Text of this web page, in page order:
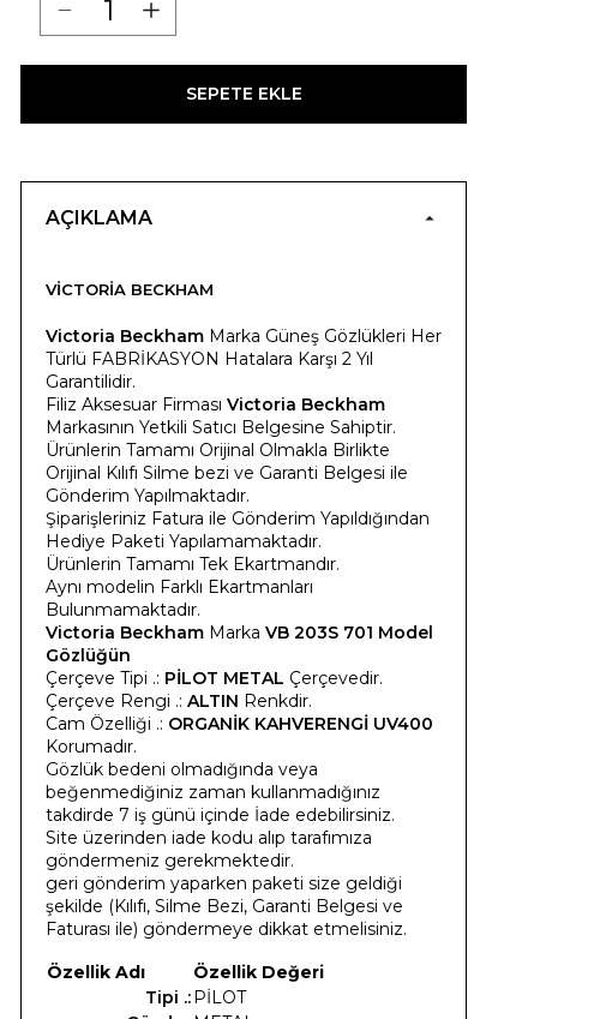
SEPETE EKLE
AÇIKLAMA
VICTORIA BECKHAM
Victoria Beckham Marka Güneş Gözlükleri Her
Türlü FABRİKASYON Hatalara Karşı 2 Yıl
Garantilidir.
Filiz Aksesuar Firması Victoria Beckham
Markasının Yetkili Satıcı Belgesine Sahiptir.
Ürünlerin Tamamı Orijinal Olmakla Birlikte
Orijinal Kılıfı Silme bezi ve Garanti Belgesi ile
Gönderim Yapılmaktadır.
Şiparişleriniz Fatura ile Gönderim Yapıldığından
Hediye Paketi Yapılamamaktadır.
Ürünlerin Tamamı Tek Ekartmandır.
Aynı modelin Farklı Ekartmanları
Bulunmamaktadır.
Victoria Beckham Marka VB 203S 701 Model
Gözlüğün
Çerçeve Tipi .: PİLOT METAL Çerçevedir.
Çerçeve Rengi .: ALTIN Renkdir.
Cam Özelliği .: ORGANİK KAHVERENGİ UV400
Korumadır.
Gözlük bedeni olmadığında veya
beğenmediğiniz zaman kullanmadığınız
takdirde 7 iş günü içinde İade edebilirsiniz.
Site üzerinden iade kodu alıp tarafımıza
göndermeniz gerekmektedir.
geri gönderim yaparken paketi size geldiği
şekilde (Kılıfı, Silme Bezi, Garanti Belgesi ve
Faturası ile) göndermeye dikkat etmelisiniz.
Özellik Adı
Özellik Değeri
Tipi .:PİLOT